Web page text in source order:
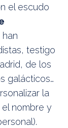
el escudo
testigo
de los
galácticos…
la
nombre y